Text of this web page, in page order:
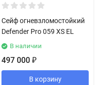
Сейф огневзломостойкий
Defender Pro 059 XS EL
В наличии
497 000 ₽
В корзину